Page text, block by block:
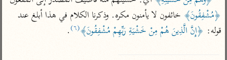
جمع الأقوال
تفسير ابن الجوزي
تفسير الماوردي
تفسير الرازي
تفسير ابن عثيمين
﴿مُشْفِقُونَ﴾
قوله: ﴿إِنَّ الَّذِينَ هُمْ مِنْ خَشْيَةِ رَبِّهِمْ مُشْفِقُونَ﴾(٦) .